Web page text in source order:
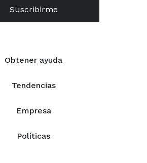
Obtener ayuda
Tendencias
Empresa
Políticas
Suscribirme